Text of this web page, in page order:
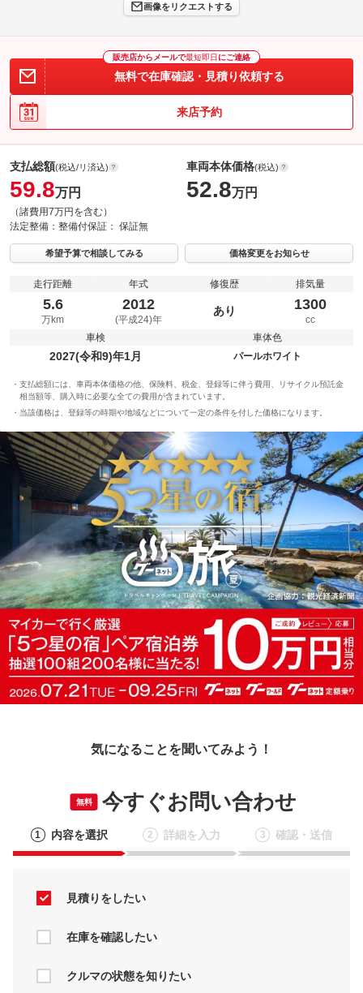
画像をリクエストする
販売店からメールで最短即日 にご連絡
無料で在庫確認・見積り依頼する
来店予約
支払総額(税込/リ済込)
59.8万円
（諸費用7万円を含む）
車両本体価格(税込)
52.8万円
法定整備： 整備付保証： 保証無
希望予算で相談してみる 価格変更をお知らせ
走行距離
5.6
万km
年式
2012
(平成24)年
修復歴
あり
排気量
1300
cc
車検
2027(令和9)年1月
車体色
パールホワイト
支払総額には、車両本体価格の他、保険料、税金、登録等に伴う費用、リサイクル預託金
相当額等、購入時に必要な全ての費用が含まれています。
当該価格は、登録等の時期や地域などについて一定の条件を付した価格になります。
気になることを聞いてみよう！
無料 今すぐお問い合わせ
1 内容を選択 2 詳細を入力 3 確認・送信
見積りをしたい
在庫を確認したい
クルマの状態を知りたい